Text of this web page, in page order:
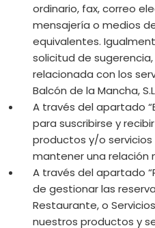
ordinario, fax, correo
mensajería o medios
equivalentes.
solicitud de
relacionada con los
Balcón de la Mancha,
A través del apartado
para suscribirse y
productos y/o
mantener una relación
A través del apartado
de gestionar las
Restaurante, o
nuestros productos y